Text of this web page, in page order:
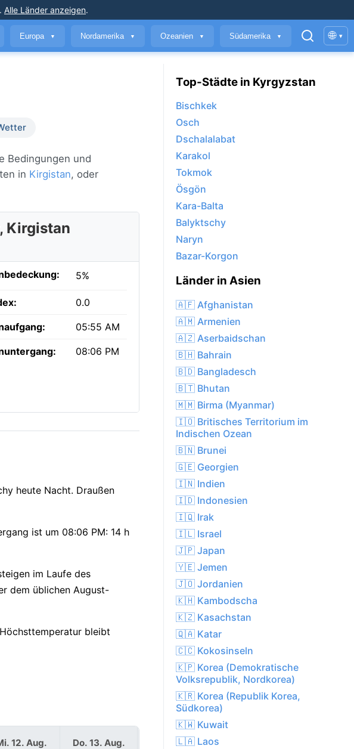
. Alle Länder anzeigen.
Europa ▼ Nordamerika ▼ Ozeanien ▼ Südamerika ▼ 🌐 ▾
Bedingungen und
in Kirgistan, oder
Kirgistan
5%
0.0
05:55 AM
08:06 PM
heute Nacht. Draußen
ist um 08:06 PM: 14 h
im Laufe des
dem üblichen August-
bleibt
12. Aug. Do. 13. Aug. Fr. 14. Aug.
Top-Städte in Kyrgyzstan
Bischkek
Osch
Dschalalabat
Karakol
Tokmok
Ösgön
Kara-Balta
Balyktschy
Naryn
Bazar-Korgon
Länder in Asien
🇦🇫 Afghanistan
🇦🇲 Armenien
🇦🇿 Aserbaidschan
🇧🇭 Bahrain
🇧🇩 Bangladesch
🇧🇹 Bhutan
🇲🇲 Birma (Myanmar)
🇮🇴 Britisches Territorium im
Indischen Ozean
🇧🇳 Brunei
🇬🇪 Georgien
🇮🇳 Indien
🇮🇩 Indonesien
🇮🇶 Irak
🇮🇱 Israel
🇯🇵 Japan
🇾🇪 Jemen
🇯🇴 Jordanien
🇰🇭 Kambodscha
🇰🇿 Kasachstan
🇶🇦 Katar
🇨🇨 Kokosinseln
🇰🇵 Korea (Demokratische
Volksrepublik, Nordkorea)
🇰🇷 Korea (Republik Korea,
Südkorea)
🇰🇼 Kuwait
🇱🇦 Laos